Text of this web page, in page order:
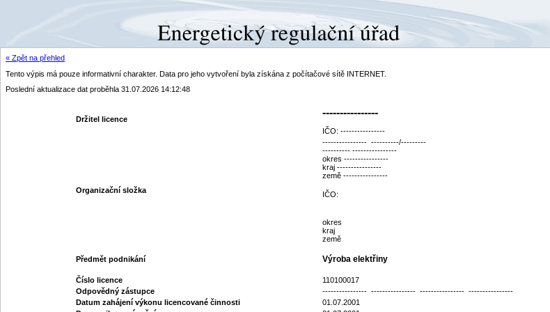
« Zpět na přehled
Tento výpis má pouze informativní charakter. Data pro jeho vytvoření byla získána z počítačové sítě INTERNET.
Poslední aktualizace dat proběhla 31.07.2026 14:12:48
Držitel licence
----------------
IČO: ----------------
---------------- ----------/---------
---------- ----------------
okres ----------------
kraj ----------------
země ----------------
Organizační složka
IČO:
okres
kraj
země
Předmět podnikání Výroba elektřiny
Číslo licence
110100017
Odpovědný zástupce
---------------- ---------------- ---------------- ----------------
Datum zahájení výkonu licencované činnosti
01.07.2001